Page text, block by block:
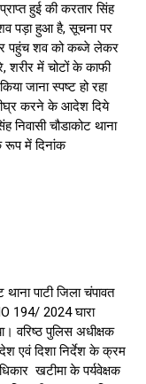
हुई की करतार सिंह
शव पड़ा हुआ है, सूचना पर
पर पहुंच शव को कब्जे लेकर
में चोटों के काफी
जाना स्पष्ट हो रहा
शीघ्र करने के आदेश दिये
निवासी चौडाकोट थाना
रूप में दिनांक
पाटी जिला चंपावत
194/ 2024 घारा
वरिष्ठ पुलिस अधीक्षक
एवं दिशा निर्देश के क्रम
खटीमा के पर्यवेक्षक